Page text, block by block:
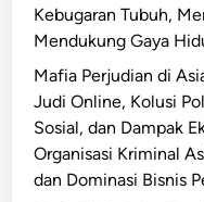
Kebugaran Tubuh,
Mendukung Gaya
Mafia Perjudian di
Judi Online, Kolusi
Sosial, dan Dampak
Organisasi Kriminal
dan Dominasi Bisnis